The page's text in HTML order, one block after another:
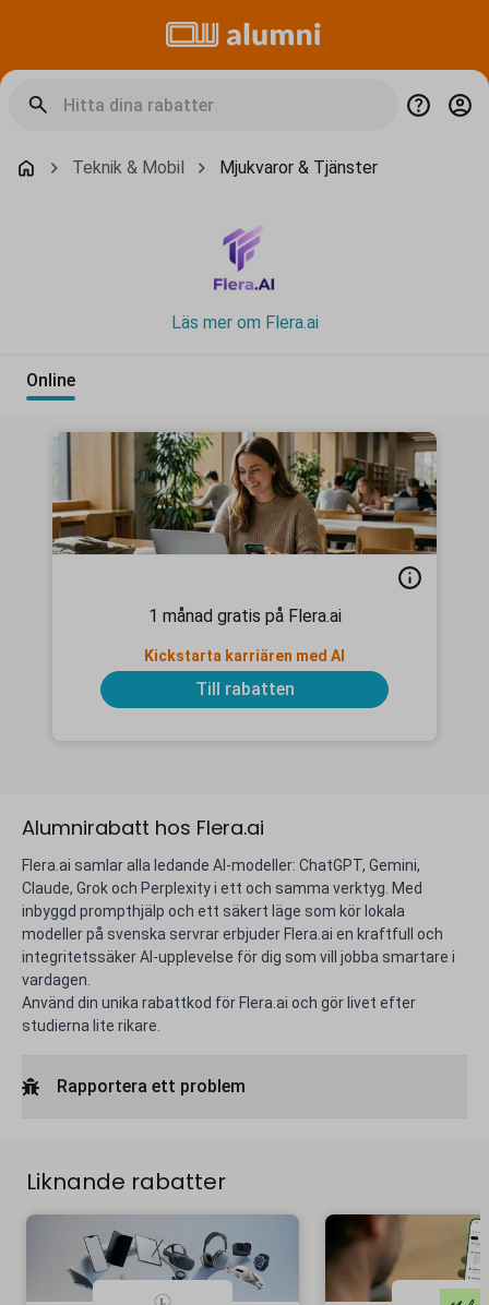
Teknik & Mobil Mjukvaror & Tjänster
Läs mer om Flera.ai
Online
1 månad gratis på Flera.ai
Kickstarta karriären med AI
Till rabatten
Alumnirabatt hos Flera.ai
Flera.ai samlar alla ledande AI-modeller: ChatGPT, Gemini,
Claude, Grok och Perplexity i ett och samma verktyg. Med
inbyggd prompthjälp och ett säkert läge som kör lokala
modeller på svenska servrar erbjuder Flera.ai en kraftfull och
integritetssäker AI-upplevelse för dig som vill jobba smartare i
vardagen.
Använd din unika rabattkod för Flera.ai och gör livet efter
studierna lite rikare.
Rapportera ett problem
Liknande rabatter